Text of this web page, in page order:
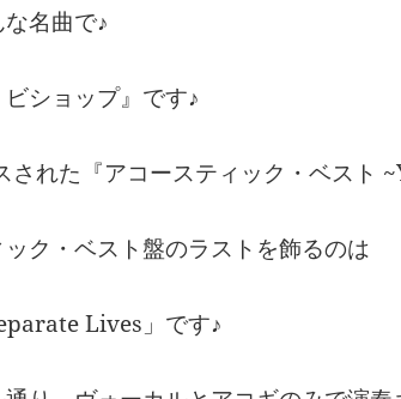
名曲で♪
ビショップ』です♪
れた『アコースティック・ベスト
ク・ベスト盤のラストを飾るのは
Lives」です♪